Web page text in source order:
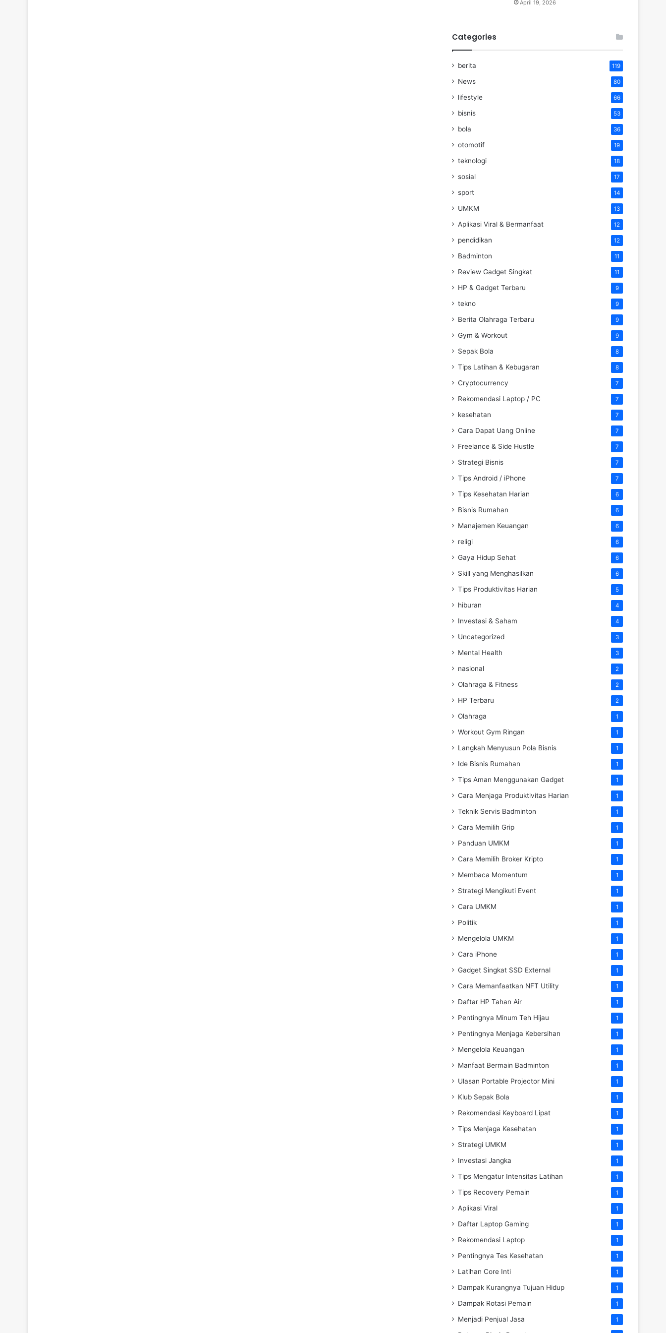
April 19, 2026
Categories
berita 119
News 80
lifestyle 66
bisnis 53
bola 36
otomotif 19
teknologi 18
sosial 17
sport 14
UMKM 13
Aplikasi Viral & Bermanfaat 12
pendidikan 12
Badminton 11
Review Gadget Singkat 11
HP & Gadget Terbaru 9
tekno 9
Berita Olahraga Terbaru 9
Gym & Workout 9
Sepak Bola 8
Tips Latihan & Kebugaran 8
Cryptocurrency 7
Rekomendasi Laptop / PC 7
kesehatan 7
Cara Dapat Uang Online 7
Freelance & Side Hustle 7
Strategi Bisnis 7
Tips Android / iPhone 7
Tips Kesehatan Harian 6
Bisnis Rumahan 6
Manajemen Keuangan 6
religi 6
Gaya Hidup Sehat 6
Skill yang Menghasilkan 6
Tips Produktivitas Harian 5
hiburan 4
Investasi & Saham 4
Uncategorized 3
Mental Health 3
nasional 2
Olahraga & Fitness 2
HP Terbaru 2
Olahraga 1
Workout Gym Ringan 1
Langkah Menyusun Pola Bisnis 1
Ide Bisnis Rumahan 1
Tips Aman Menggunakan Gadget 1
Cara Menjaga Produktivitas Harian 1
Teknik Servis Badminton 1
Cara Memilih Grip 1
Panduan UMKM 1
Cara Memilih Broker Kripto 1
Membaca Momentum 1
Strategi Mengikuti Event 1
Cara UMKM 1
Politik 1
Mengelola UMKM 1
Cara iPhone 1
Gadget Singkat SSD External 1
Cara Memanfaatkan NFT Utility 1
Daftar HP Tahan Air 1
Pentingnya Minum Teh Hijau 1
Pentingnya Menjaga Kebersihan 1
Mengelola Keuangan 1
Manfaat Bermain Badminton 1
Ulasan Portable Projector Mini 1
Klub Sepak Bola 1
Rekomendasi Keyboard Lipat 1
Tips Menjaga Kesehatan 1
Strategi UMKM 1
Investasi Jangka 1
Tips Mengatur Intensitas Latihan 1
Tips Recovery Pemain 1
Aplikasi Viral 1
Daftar Laptop Gaming 1
Rekomendasi Laptop 1
Pentingnya Tes Kesehatan 1
Latihan Core Inti 1
Dampak Kurangnya Tujuan Hidup 1
Dampak Rotasi Pemain 1
Menjadi Penjual Jasa 1